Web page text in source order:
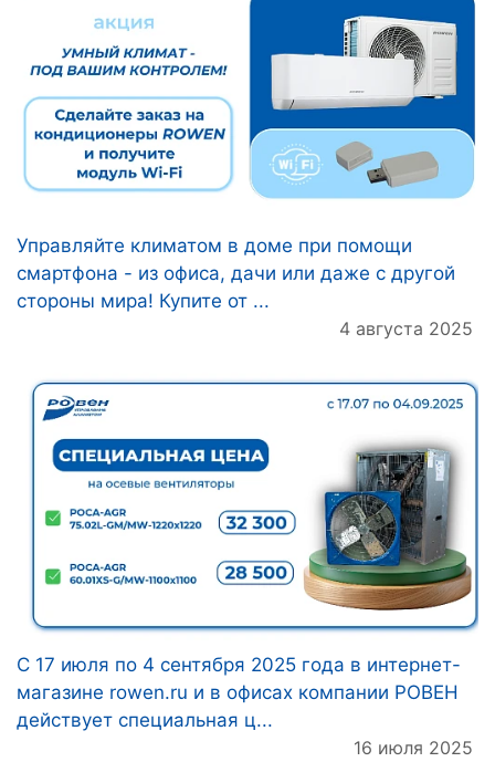
Управляйте климатом в доме при помощи
смартфона - из офиса, дачи или даже с другой
стороны мира! Купите от ...
4 августа 2025
C 17 июля по 4 сентября 2025 года в интернет-
магазине rowen.ru и в офисах компании РОВЕН
действует специальная ц...
16 июля 2025